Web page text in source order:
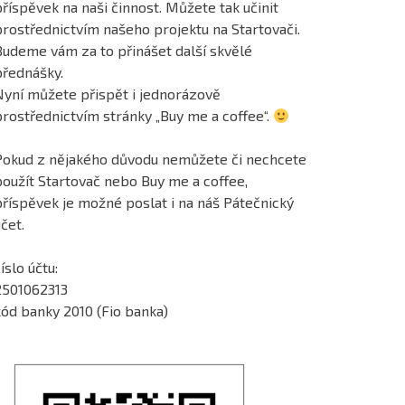
na naši činnost. Můžete tak učinit
našeho projektu na Startovači.
vám za to přinášet další skvělé
můžete přispět i jednorázově
stránky „Buy me a coffee“.
z nějakého důvodu nemůžete či nechcete
Startovač nebo Buy me a coffee,
je možné poslat i na náš Pátečnický
účtu:
banky 2010 (Fio banka)